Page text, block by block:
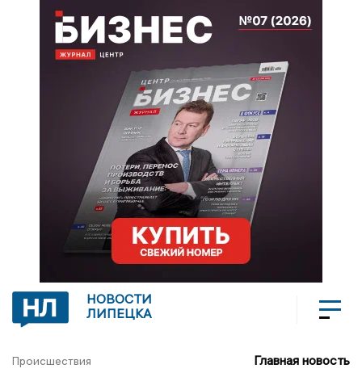
НОВОСТИ
ЛИПЕЦКА
Происшествия Главная новость